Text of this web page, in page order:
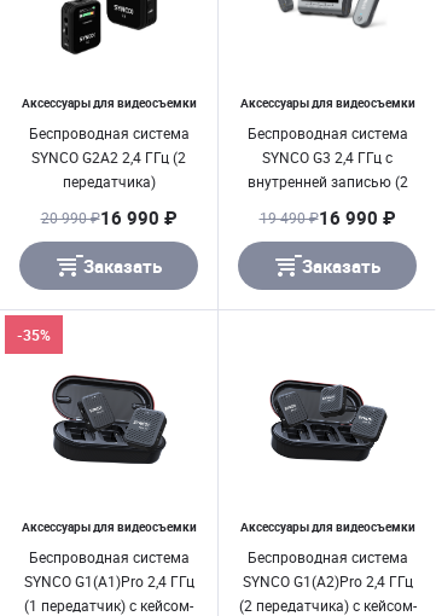
Аксессуары для видеосъемки
Беспроводная система
SYNCO G2A2 2,4 ГГц (2
передатчика)
20 990 ₽16 990 ₽
Заказать
Аксессуары для видеосъемки
Беспроводная система
SYNCO G3 2,4 ГГц c
внутренней записью (2
19 490 ₽16 990 ₽
Заказать
Аксессуары для видеосъемки
Беспроводная система
SYNCO G1(A1)Pro 2,4 ГГц
(1 передатчик) с кейсом-
-35%
Аксессуары для видеосъемки
Беспроводная система
SYNCO G1(A2)Pro 2,4 ГГц
(2 передатчика) с кейсом-